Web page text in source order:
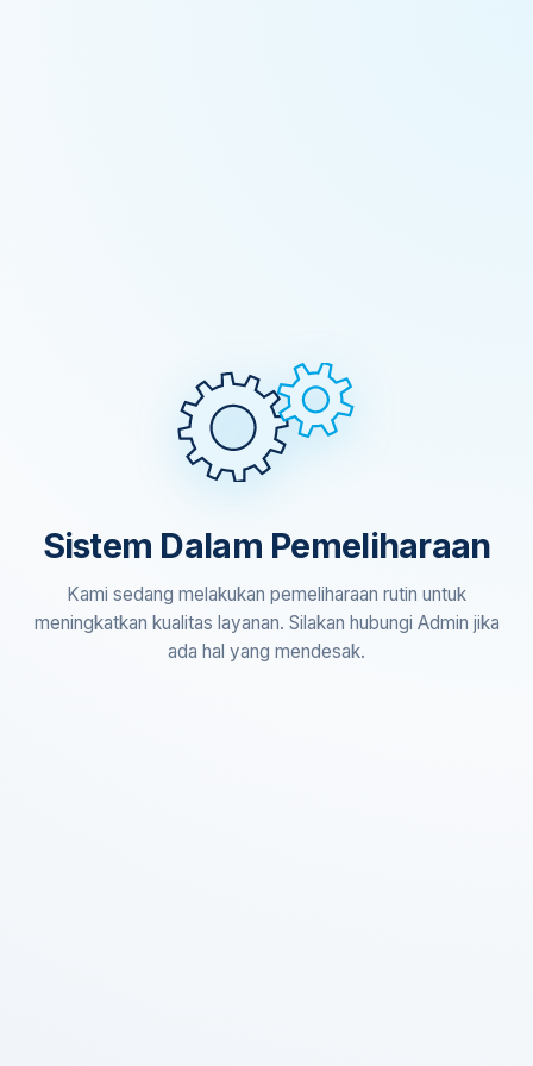
Sistem Dalam Pemeliharaan
Kami sedang melakukan pemeliharaan rutin untuk
meningkatkan kualitas layanan. Silakan hubungi Admin jika
ada hal yang mendesak.